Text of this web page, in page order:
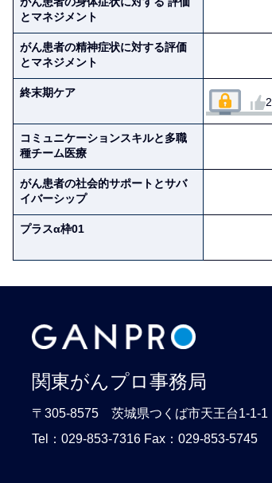
とマネジメント
がん患者の精神症状に対する評価
とマネジメント
終末期ケア
2
コミュニケーションスキルと多職
種チーム医療
がん患者の社会的サポートとサバ
イバーシップ
プラスα枠01
関東がんプロ事務局
〒305-8575 茨城県つくば市天王台1-1-1
Tel：029-853-7316 Fax：029-853-5745